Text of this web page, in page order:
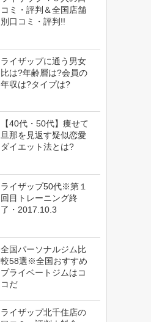
コミ・評判＆全国店舗
別口コミ・評判!!
ライザップに通う男女
比は?年齢層は?会員の
年収は?タイプは?
【40代・50代】痩せて
旦那を見返す疑似恋愛
ダイエット法とは?
ライザップ50代※第１
回目トレーニング終
了・2017.10.3
全国パーソナルジム比
較58選※全国おすすめ
プライベートジムはコ
コだ
ライザップ北千住店の